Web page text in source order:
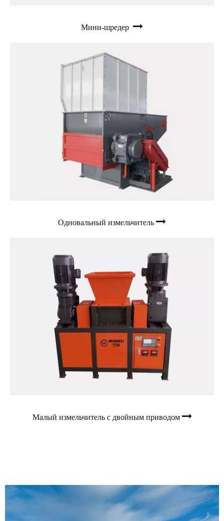
Мини-шредер
Одновальный измельчитель
Малый измельчитель с двойным приводом